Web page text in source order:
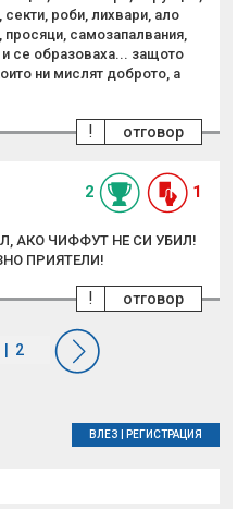
секти, роби, лихвари, ало
самозапалвания,
и се образоваха... защото
ни мислят доброто, а
отговор
!
2 1
АКО ЧИФФУТ НЕ СИ УБИЛ!
ПРИЯТЕЛИ!
отговор
!
ВЛЕЗ РЕГИСТРАЦИЯ